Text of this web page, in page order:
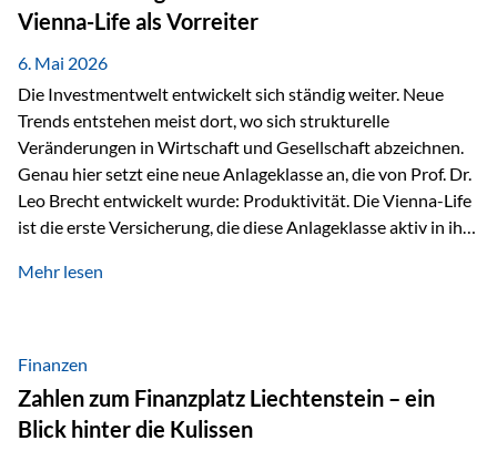
stellte die Teilnehmerinnen und Teilnehmer vor eine
sportliche Herausforderung. Doch…
Vienna-Life als Vorreiter
6. Mai 2026
Die Investmentwelt entwickelt sich ständig weiter. Neue
Trends entstehen meist dort, wo sich strukturelle
Veränderungen in Wirtschaft und Gesellschaft abzeichnen.
Genau hier setzt eine neue Anlageklasse an, die von Prof. Dr.
Leo Brecht entwickelt wurde: Produktivität. Die Vienna-Life
ist die erste Versicherung, die diese Anlageklasse aktiv in ihre
Vorreiter. Warum auf das Thema Produktivität setzen? Die
Wirtschaftswachstum, verändern die Spielregeln für
Investoren. Produktivität adressiert genau diese
Herausforderungen, da wirtschaftliches Wachstum
langfristig durch Produktivitätssteigerung entsteht, also
Mehr lesen
Finanzen
Zahlen zum Finanzplatz Liechtenstein – ein
Blick hinter die Kulissen